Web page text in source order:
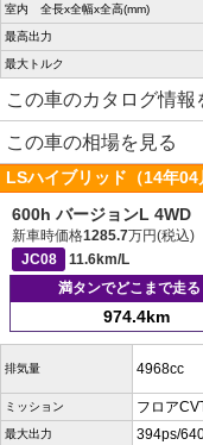
室内 全長x全幅x全高(mm)
最高出力
最大トルク
この車のカタログ情報
この車の相場を見る
LSハイブリッド（14年
600h バージョンL 4WD
新車時価格1285.7万円(税込)
JC08
11.6km/L
満タンでどこまで走る
974.4km
排気量 4968cc
ミッション フロア
最大出力 394ps/